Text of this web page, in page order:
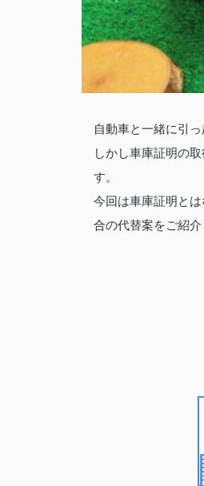
自動車と一緒に引
しかし車庫証明の
す。
今回は車庫証明と
合の代替案をご紹介